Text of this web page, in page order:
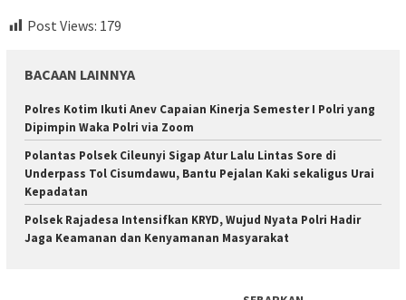
Post Views: 179
BACAAN LAINNYA
Polres Kotim Ikuti Anev Capaian Kinerja Semester I Polri yang
Dipimpin Waka Polri via Zoom
Polantas Polsek Cileunyi Sigap Atur Lalu Lintas Sore di
Underpass Tol Cisumdawu, Bantu Pejalan Kaki sekaligus Urai
Kepadatan
Polsek Rajadesa Intensifkan KRYD, Wujud Nyata Polri Hadir
Jaga Keamanan dan Kenyamanan Masyarakat